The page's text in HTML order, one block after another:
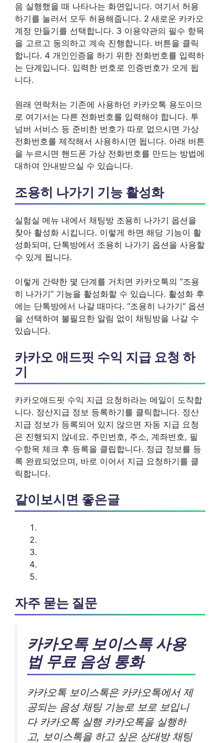
음 실행했을 때 나타나는 화면입니다. 여기서 허용
하기를 눌러서 모두 허용해줍니다. 2 새로운 카카오
계정 만들기를 선택합니다. 3 이용약관의 필수 항목
을 고르고 동의하고 계속 진행합니다. 버튼을 클릭
합니다. 4 개인인증을 하기 위한 전화번호를 입력하
는 단계입니다. 입력한 번호로 인증번호가 오게 됩
니다.
원래 연락처는 기존에 사용하던 카카오톡 용도이므
로 여기서는 다른 전화번호를 입력해야 합니다. 투
넘버 서비스 등 준비한 번호가 따로 없으시면 가상
전화번호를 제작해서 사용하시면 됩니다. 아래 버튼
을 누르시면 핸드폰 가상 전화번호를 만드는 방법에
대하여 안내받으실 수 있습니다.
조용히 나가기 기능 활성화
실험실 메뉴 내에서 채팅방 조용히 나가기 옵션을
찾아 활성화 시킵니다. 이렇게 하면 해당 기능이 활
성화되며, 단톡방에서 조용히 나가기 옵션을 사용할
수 있게 됩니다.
이렇게 간략한 몇 단계를 거치면 카카오톡의 ”조용
히 나가기” 기능을 활성화할 수 있습니다. 활성화 후
에는 단톡방에서 나갈 때마다. ”조용히 나가기” 옵션
을 선택하여 불필요한 알림 없이 채팅방을 나갈 수
있습니다.
카카오 애드핏 수익 지급 요청 하
기
카카오애드핏 수익 지급 요청하라는 메일이 도착합
니다. 정산지급 정보 등록하기를 클릭합니다. 정산
지급 정보가 등록되어 있지 않으면 자동 지급 요청
은 진행되지 않네요. 주민번호, 주소, 계좌번호, 필
수항목 체크 후 등록을 클립합니다. 정급 정보를 등
록 완료되었으며, 바로 이어서 지급 요청하기를 클
릭합니다.
같이보시면 좋은글
자주 묻는 질문
카카오톡 보이스톡 사용
법 무료 음성 통화
카카오톡 보이스톡은 카카오톡에서 제
공되는 음성 채팅 기능로 보로 보입니
다 카카오톡 실행 카카오톡을 실행하
고, 보이스톡을 하고 싶은 상대방 채팅